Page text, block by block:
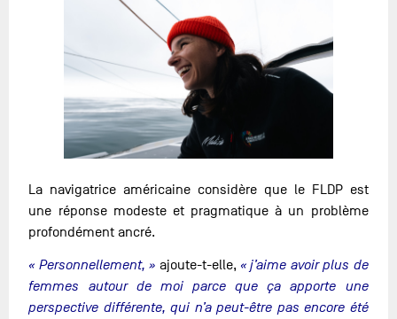
La navigatrice américaine considère que le FLDP est
une réponse modeste et pragmatique à un problème
profondément ancré.
« Personnellement, » ajoute-t-elle, « j’aime avoir plus de
femmes autour de moi parce que ça apporte une
perspective différente, qui n’a peut-être pas encore été